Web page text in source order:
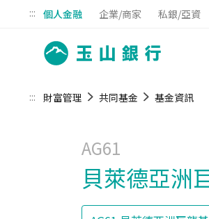
::: 個人金融 企業/商家 私銀/亞資
財富管理 共同基金 基金資訊
:::
AG61
貝萊德亞洲